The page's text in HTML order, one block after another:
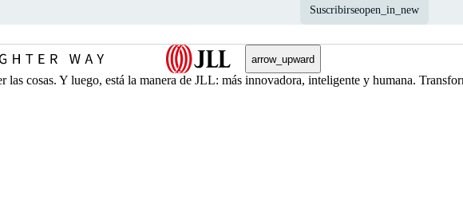
Suscribirseopen_in_new
arrow_upward
las cosas. Y luego, está la manera de JLL: más innovadora, inteligente y humana.